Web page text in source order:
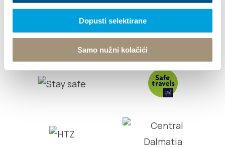
Dopusti selektirane
Samo nužni kolačići
Design by:Signed Design